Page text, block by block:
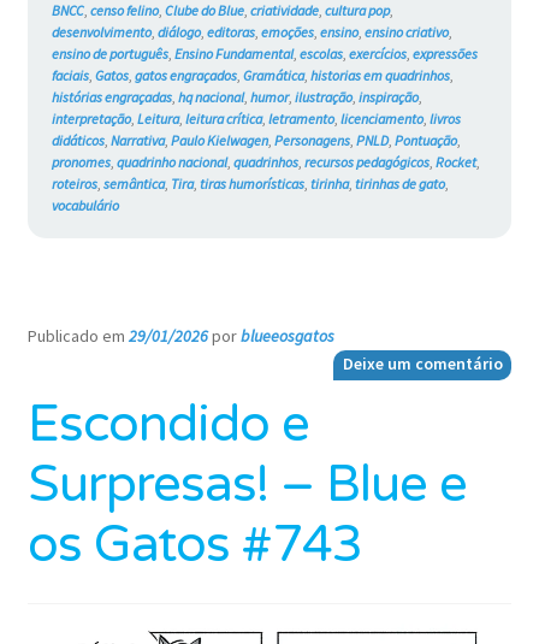
os
Gatos
#769
BNCC, censo felino, Clube do Blue, criatividade, cultura pop,
desenvolvimento, diálogo, editoras, emoções, ensino, ensino criativo,
ensino de português, Ensino Fundamental, escolas, exercícios, expressões
faciais, Gatos, gatos engraçados, Gramática, historias em quadrinhos,
histórias engraçadas, hq nacional, humor, ilustração, inspiração,
interpretação, Leitura, leitura crítica, letramento, licenciamento, livros
didáticos, Narrativa, Paulo Kielwagen, Personagens, PNLD, Pontuação,
pronomes, quadrinho nacional, quadrinhos, recursos pedagógicos, Rocket,
roteiros, semântica, Tira, tiras humorísticas, tirinha, tirinhas de gato,
vocabulário
Publicado em 29/01/2026porblueeosgatos
Deixe um comentário
Escondido e
Surpresas! – Blue e
os Gatos #743